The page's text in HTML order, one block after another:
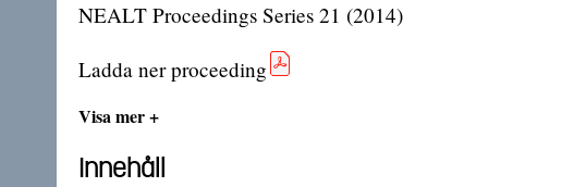
NEALT Proceedings Series 21 (2014)
Ladda ner proceeding
Visa mer +
Innehåll